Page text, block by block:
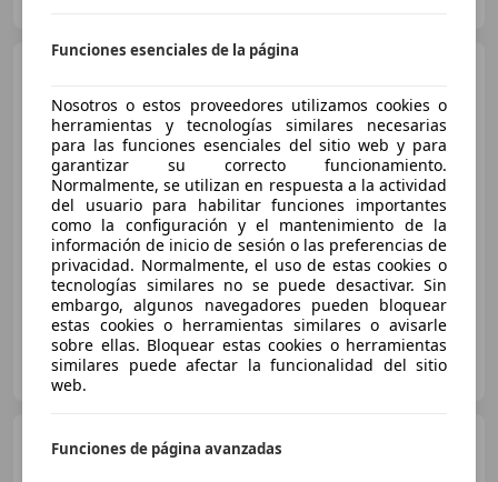
€ 5.000
Súper oferta
08/2010 174.000 km Gasolina 90 kW (122 CV)
Particular
ES-36700 Tui
MINI Cooper
Funciones esenciales de la página
Nosotros o estos proveedores utilizamos cookies o
herramientas y tecnologías similares necesarias
para las funciones esenciales del sitio web y para
garantizar su correcto funcionamiento.
Normalmente, se utilizan en respuesta a la actividad
del usuario para habilitar funciones importantes
como la configuración y el mantenimiento de la
información de inicio de sesión o las preferencias de
privacidad. Normalmente, el uso de estas cookies o
tecnologías similares no se puede desactivar. Sin
embargo, algunos navegadores pueden bloquear
estas cookies o herramientas similares o avisarle
sobre ellas. Bloquear estas cookies o herramientas
similares puede afectar la funcionalidad del sitio
web.
Funciones de página avanzadas